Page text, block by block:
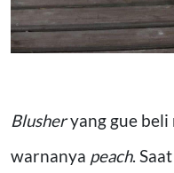
Blusheryang gue beli
warnanya peach.